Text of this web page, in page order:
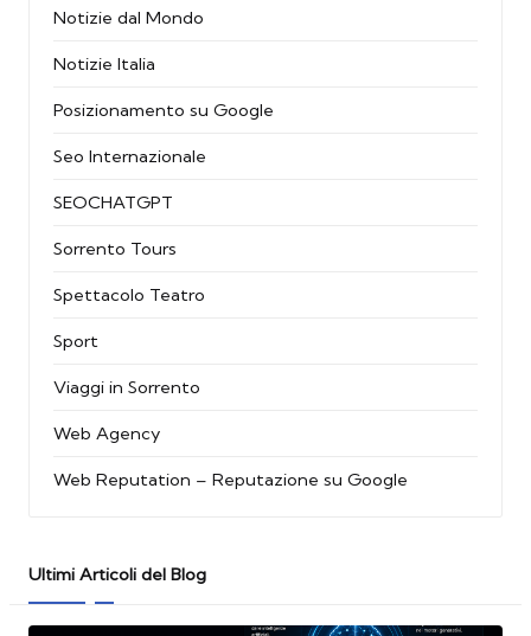
Notizie dal Mondo
Notizie Italia
Posizionamento su Google
Seo Internazionale
SEOCHATGPT
Sorrento Tours
Spettacolo Teatro
Sport
Viaggi in Sorrento
Web Agency
Web Reputation – Reputazione su Google
Ultimi Articoli del Blog